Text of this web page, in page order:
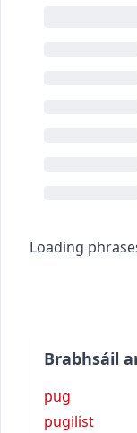
Loading
Brabhsáil
pug
pugilist